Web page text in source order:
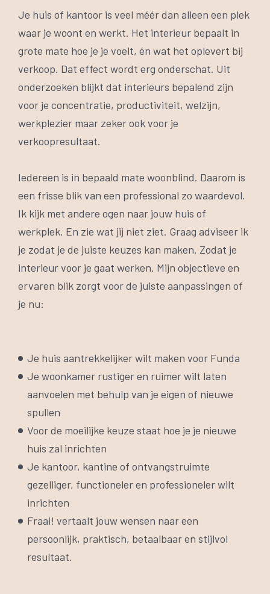
Je huis of kantoor is veel méér dan alleen een plek
waar je woont en werkt. Het interieur bepaalt in
grote mate hoe je je voelt, én wat het oplevert bij
verkoop. Dat effect wordt erg onderschat. Uit
onderzoeken blijkt dat interieurs bepalend zijn
voor je concentratie, productiviteit, welzijn,
werkplezier maar zeker ook voor je
verkoopresultaat.
Iedereen is in bepaald mate woonblind. Daarom is
een frisse blik van een professional zo waardevol.
Ik kijk met andere ogen naar jouw huis of
werkplek. En zie wat jij niet ziet. Graag adviseer ik
je zodat je de juiste keuzes kan maken. Zodat je
interieur voor je gaat werken. Mijn objectieve en
ervaren blik zorgt voor de juiste aanpassingen of
je nu:
Je huis aantrekkelijker wilt maken voor Funda
Je woonkamer rustiger en ruimer wilt laten
aanvoelen met behulp van je eigen of nieuwe
spullen
Voor de moeilijke keuze staat hoe je je nieuwe
huis zal inrichten
Je kantoor, kantine of ontvangstruimte
gezelliger, functioneler en professioneler wilt
inrichten
Fraai! vertaalt jouw wensen naar een
persoonlijk, praktisch, betaalbaar en stijlvol
resultaat.